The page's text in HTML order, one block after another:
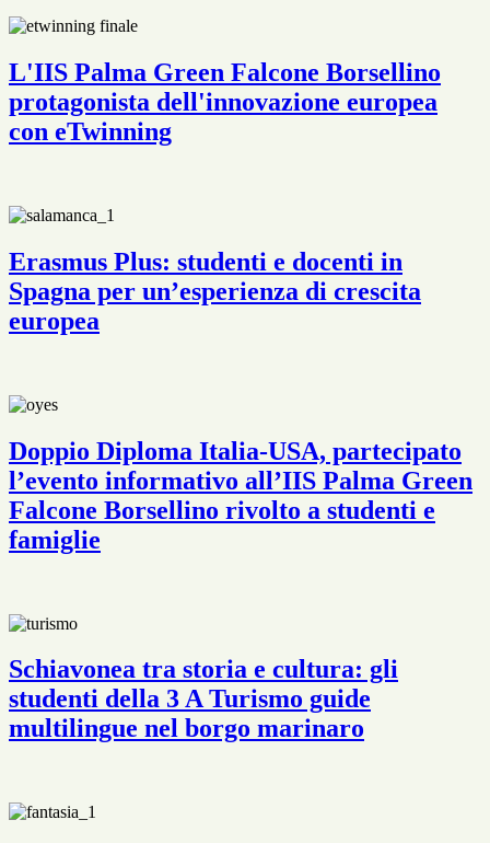
L'IIS Palma Green Falcone Borsellino
protagonista dell'innovazione europea
con eTwinning
Erasmus Plus: studenti e docenti in
Spagna per un’esperienza di crescita
europea
Doppio Diploma Italia-USA, partecipato
l’evento informativo all’IIS Palma Green
Falcone Borsellino rivolto a studenti e
famiglie
Schiavonea tra storia e cultura: gli
studenti della 3 A Turismo guide
multilingue nel borgo marinaro